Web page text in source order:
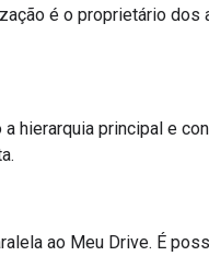
é o proprietário dos
a hierarquia principal e
ao Meu Drive. É